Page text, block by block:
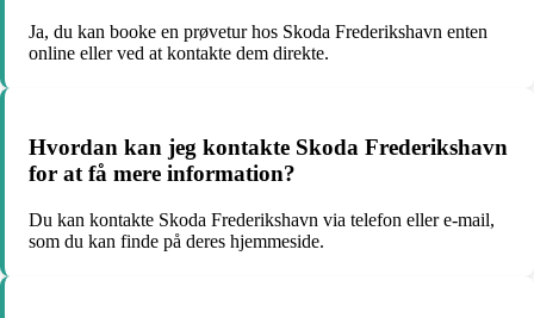
Ja, du kan booke en prøvetur hos Skoda Frederikshavn enten
online eller ved at kontakte dem direkte.
Hvordan kan jeg kontakte Skoda Frederikshavn
for at få mere information?
Du kan kontakte Skoda Frederikshavn via telefon eller e-mail,
som du kan finde på deres hjemmeside.